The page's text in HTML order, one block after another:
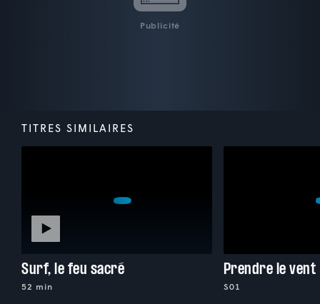
Publicité
TITRES SIMILAIRES
Surf, le feu sacré
52 min
Prendre le vent
S01